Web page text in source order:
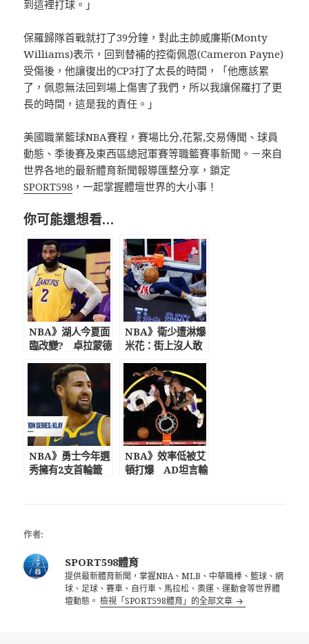
到這裡打球。」
保羅歸隊首戰就打了39分鐘，對此主帥威廉斯(Monty
Williams)表示，回到替補的控衛佩恩(Cameron Payne)
受傷後，他讓復出的CP3打了太長的時間，「他應該累
了，佩恩無法回到場上傷害了我們，所以我讓保羅打了更
長的時間，這是我的責任。」
美國職業籃球NBA賽程，賽場比分,花絮,交易傳聞、球員
動態、季後賽及東西區總冠軍賽等職籃賽事新聞。－來自
世界各地的最新體育新聞報導匯整分享，鎖定
SPORT598 ，一起掌握體壇世界的大小事！
你可能還想看…
NBA》湖人今夏面
臨改變? 卓拉蒙德
德更新IG移除“湖
人控衛”的簡介
NBA》衛少遭淋爆
米花：街上沒人敢
稱須揪出那混蛋!
NBA》勇士今年選
秀擁有2支首輪籤
NBA》效率低被艾
頓打爆 AD坦言輸
作者:
SPORT598體育
提供最新體育新聞，掌握NBA、MLB、中華職棒、籃球、網
球、足球、賽車、自行車、馬拉松、奧運、運動會等世界體
壇動態。檢視「SPORT598體育」的全部文章